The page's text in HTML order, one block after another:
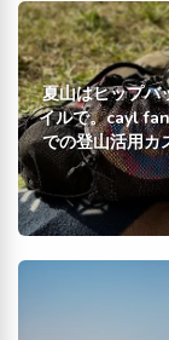
夏山はヒップバ
イルで。cayl
での登山活用カ